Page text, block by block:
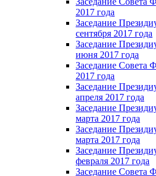
2017 года
Заседание
сентября 2017 года
Заседание
июня 2017 года
Заседание
2017 года
Заседание
апреля 2017 года
Заседание
марта 2017 года
Заседание
марта 2017 года
Заседание
февраля 2017 года
Заседание